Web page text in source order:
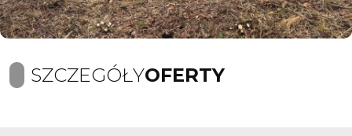
SZCZEGÓŁYOFERTY